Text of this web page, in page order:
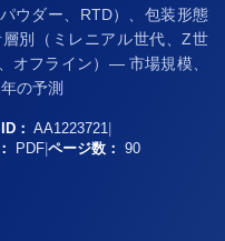
ウダー、RTD）、包装形態
別（ミレニアル世代、Z世
オフライン）— 市場規模、
の予測
： AA1223721
PDF ページ数： 90